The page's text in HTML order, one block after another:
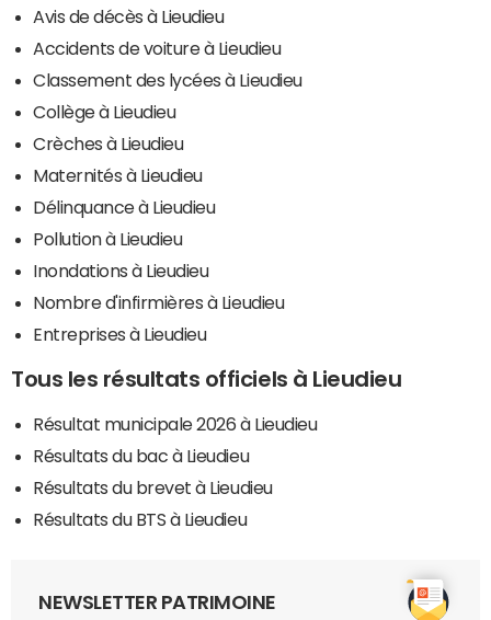
Avis de décès à Lieudieu
Accidents de voiture à Lieudieu
Classement des lycées à Lieudieu
Collège à Lieudieu
Crèches à Lieudieu
Maternités à Lieudieu
Délinquance à Lieudieu
Pollution à Lieudieu
Inondations à Lieudieu
Nombre d'infirmières à Lieudieu
Entreprises à Lieudieu
Tous les résultats officiels à Lieudieu
Résultat municipale 2026 à Lieudieu
Résultats du bac à Lieudieu
Résultats du brevet à Lieudieu
Résultats du BTS à Lieudieu
NEWSLETTER PATRIMOINE